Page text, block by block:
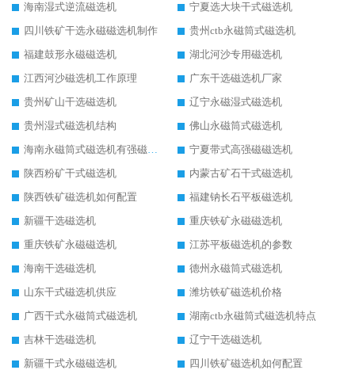
海南湿式逆流磁选机
宁夏选大块干式磁选机
四川铁矿干选永磁磁选机制作
贵州ctb永磁筒式磁选机
福建鼓形永磁磁选机
湖北河沙专用磁选机
江西河沙磁选机工作原理
广东干选磁选机厂家
贵州矿山干选磁选机
辽宁永磁湿式磁选机
贵州湿式磁选机结构
佛山永磁筒式磁选机
海南永磁筒式磁选机有强磁的吗
宁夏带式高强磁磁选机
陕西粉矿干式磁选机
内蒙古矿石干式磁选机
陕西铁矿磁选机如何配置
福建钠长石平板磁选机
新疆干选磁选机
重庆铁矿永磁磁选机
重庆铁矿永磁磁选机
江苏平板磁选机的参数
海南干选磁选机
德州永磁筒式磁选机
山东干式磁选机供应
潍坊铁矿磁选机价格
广西干式永磁筒式磁选机
湖南ctb永磁筒式磁选机特点
吉林干选磁选机
辽宁干选磁选机
新疆干式永磁磁选机
四川铁矿磁选机如何配置